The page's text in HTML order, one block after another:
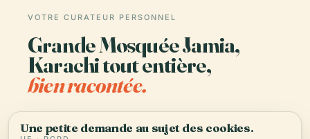
VOTRE CURATEUR PERSONNEL
Grande Mosquée Jamia,
Karachi tout entière,
bien racontée.
Guides audio pour 1 100+ villes dans 96 pays.
Histoire, récits et savoirs locaux — disponibles
Une petite demande au sujet des cookies.